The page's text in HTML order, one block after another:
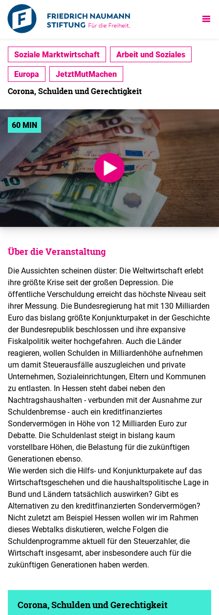
Soziale Marktwirtschaft
Arbeit und Soziales
Europa
JetztMutMachen
Corona, Schulden und Gerechtigkeit
60 MIN
Über die Veranstaltung
Die Aussichten scheinen düster: Die Weltwirtschaft erlebt
ihre größte Krise seit der großen Depression. Die
öffentliche Verschuldung erreicht das höchste Niveau seit
ihrer Messung. Die Bundesregierung hat mit 130 Milliarden
Euro das bislang größte Konjunkturpaket in der Geschichte
der Bundesrepublik beschlossen und ihre expansive
Fiskalpolitik weiter hochgefahren. Auch die Länder
reagieren, wollen Schulden in Milliardenhöhe aufnehmen
um damit Steuerausfälle auszugleichen und private
Unternehmen, Sozialeinrichtungen, Eltern und Kommunen
zu entlasten. In Hessen steht dabei neben den
Nachtragshaushalten - verbunden mit der Ausnahme zur
Schuldenbremse - auch ein kreditfinanziertes
Sondervermögen in Höhe von 12 Milliarden Euro zur
Debatte. Die Schuldenlast steigt in bislang kaum
vorstellbare Höhen, die Belastung für die zukünftigen
Generationen ebenso.
Wie werden sich die Hilfs- und Konjunkturpakete auf das
Wirtschaftsgeschehen und die haushaltspolitische Lage in
Bund und Ländern tatsächlich auswirken? Gibt es
Alternativen zu den kreditfinanzierten Sondervermögen?
Nicht zuletzt am Beispiel Hessen wollen wir im Rahmen
dieses Webtalks diskutieren, welche Folgen die
Schuldenprogramme aktuell für den Steuerzahler, die
Wirtschaft insgesamt, aber insbesondere auch für die
zukünftigen Generationen haben werden.
Corona, Schulden und Gerechtigkeit